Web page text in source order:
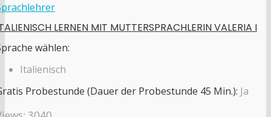
LERNEN MIT MUTTERSPRACHLERIN VALERIA I
wählen:
Italienisch
Probestunde (Dauer der Probestunde 45 Min.): Ja